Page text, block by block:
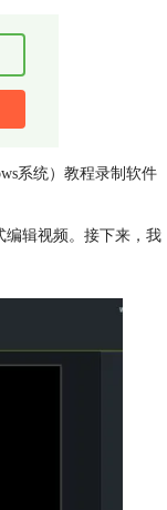
系统）教程录制软件
编辑视频。接下来，我